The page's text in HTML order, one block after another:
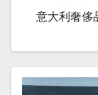
意大利奢侈